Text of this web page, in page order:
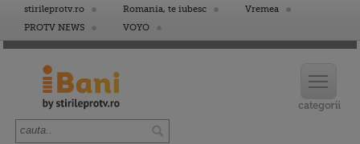
stirileprotv.ro Romania, te iubesc
Vremea
PROTV NEWS
VOYO